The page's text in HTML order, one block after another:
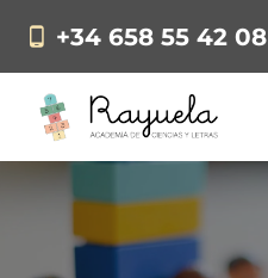
+34 658 55 42 08